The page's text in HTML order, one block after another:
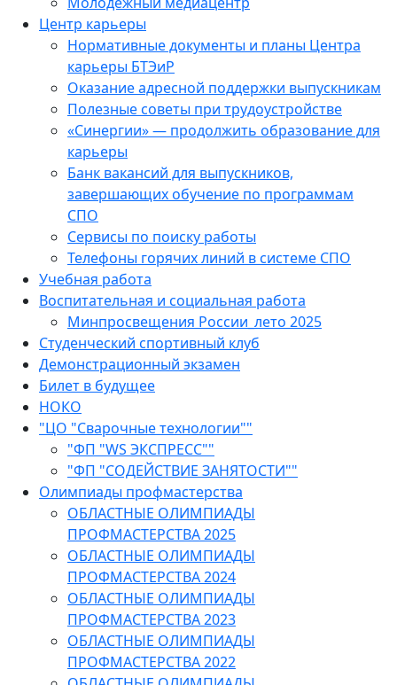
Центр карьеры
Нормативные документы и планы Центра
карьеры БТЭиР
Оказание адресной поддержки выпускникам
Полезные советы при трудоустройстве
«Синергии» — продолжить образование для
карьеры
Банк вакансий для выпускников,
завершающих обучение по программам
СПО
Сервисы по поиску работы
Телефоны горячих линий в системе СПО
Учебная работа
Воспитательная и социальная работа
Минпросвещения России_лето 2025
Студенческий спортивный клуб
Демонстрационный экзамен
Билет в будущее
НОКО
"ЦО "Сварочные технологии""
"ФП "WS ЭКСПРЕСС""
"ФП "СОДЕЙСТВИЕ ЗАНЯТОСТИ""
Олимпиады профмастерства
ОБЛАСТНЫЕ ОЛИМПИАДЫ
ПРОФМАСТЕРСТВА 2025
ОБЛАСТНЫЕ ОЛИМПИАДЫ
ПРОФМАСТЕРСТВА 2024
ОБЛАСТНЫЕ ОЛИМПИАДЫ
ПРОФМАСТЕРСТВА 2023
ОБЛАСТНЫЕ ОЛИМПИАДЫ
ПРОФМАСТЕРСТВА 2022